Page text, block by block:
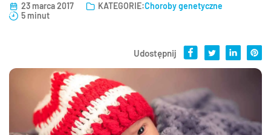
23 marca 2017 KATEGORIE:Choroby genetyczne
5 minut
Udostępnij